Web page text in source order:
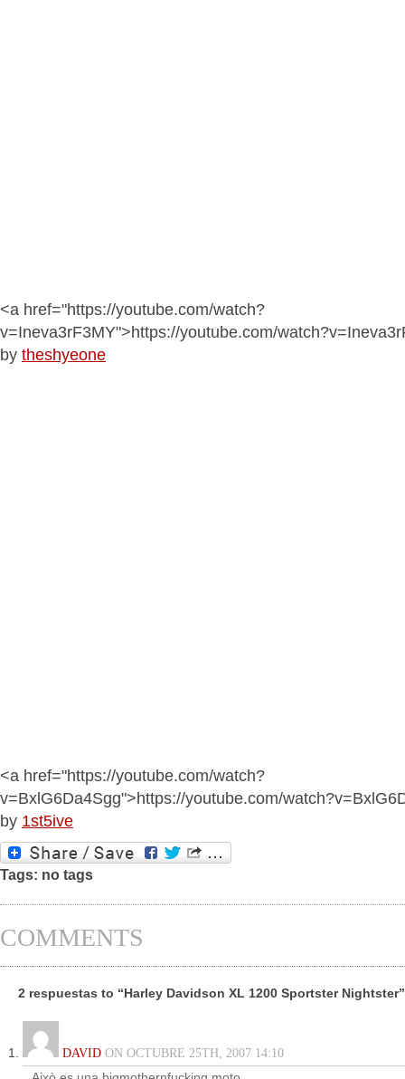
<a href="https://youtube.com/watch?
v=Ineva3rF3MY">https://youtube.com/
by theshyeone
<a href="https://youtube.com/watch?
v=BxlG6Da4Sgg">https://youtube.com/
by 1st5ive
Tags: no tags
COMMENTS
2 respuestas to “Harley Davidson XL 1200 Sportster Nightster”
DAVID ON OCTUBRE 25TH, 2007 14:10